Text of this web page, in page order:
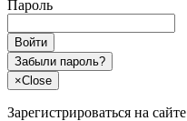
Пароль
Войти
Забыли пароль?
×Close
Зарегистрироваться на сайте